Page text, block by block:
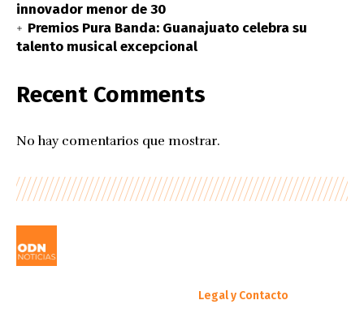
innovador menor de 30
Premios Pura Banda: Guanajuato celebra su
talento musical excepcional
Recent Comments
No hay comentarios que mostrar.
Legal y Contacto